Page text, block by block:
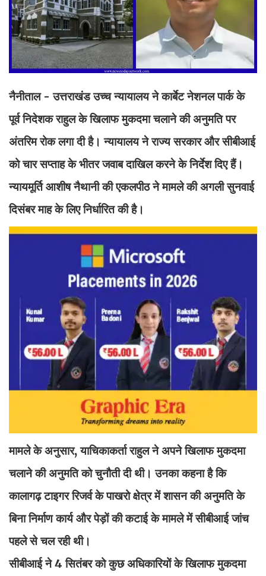
नैनीताल - उत्तराखंड उच्च न्यायालय ने कार्बेट नेशनल पार्क के
पूर्व निदेशक राहुल के खिलाफ मुकदमा चलाने की अनुमति पर
अंतरिम रोक लगा दी है। न्यायालय ने राज्य सरकार और सीबीआई
को चार सप्ताह के भीतर जवाब दाखिल करने के निर्देश दिए हैं।
न्यायमूर्ति आशीष नैथानी की एकलपीठ ने मामले की अगली सुनवाई
दिसंबर माह के लिए निर्धारित की है।
मामले के अनुसार, याचिकाकर्ता राहुल ने अपने खिलाफ मुकदमा
चलाने की अनुमति को चुनौती दी थी। उनका कहना है कि
कालागढ़ टाइगर रिजर्व के पाखरो क्षेत्र में शासन की अनुमति के
बिना निर्माण कार्य और पेड़ों की कटाई के मामले में सीबीआई जांच
पहले से चल रही थी।
सीबीआई ने 4 सितंबर को कुछ अधिकारियों के खिलाफ मुकदमा